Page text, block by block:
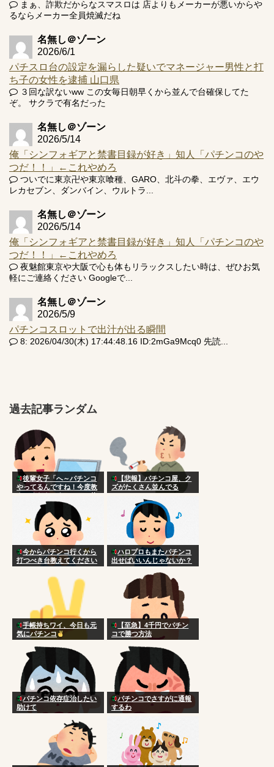
まぁ、詐欺だからなスマスロは 店よりもメーカーが悪いからや
るならメーカー全員焼滅だね
名無し＠ゾーン
2026/6/1
パチスロ台の設定を漏らした疑いでマネージャー男性と打
ち子の女性を逮捕 山口県
３回な訳ないww この女毎日朝早くから並んで台確保してた
ぞ。 サクラで有名だった
名無し＠ゾーン
2026/5/14
俺「シンフォギアと禁書目録が好き」知人「パチンコのや
つだ！！」←これやめろ
ついでに東京卍や東京喰種、GARO、北斗の拳、エヴァ、エウ
レカセブン、ダンバイン、ウルトラ...
名無し＠ゾーン
2026/5/14
俺「シンフォギアと禁書目録が好き」知人「パチンコのや
つだ！！」←これやめろ
夜魅館東京や大阪で心も体もリラックスしたい時は、ぜひお気
軽にご連絡ください Googleで...
名無し＠ゾーン
2026/5/9
パチンコスロットで出汁が出る瞬間
8: 2026/04/30(木) 17:44:48.16 ID:2mGa9Mcq0 先読...
過去記事ランダム
後輩女子「へ～パチンコ
やってるんですね！今度教
えてくださいよ～ｗ」 俺
「あははｗまぁコツとかな
いけど台選びかなやっぱ
ｗ」
【悲報】パチンコ屋、ク
ズがたくさん並んでる
今からパチンコ行くから
打つべき台教えてください
ハロプロもまたパチンコ
出せばいいんじゃないか？
手帳持ちワイ、今日も元
気にパチンコ
【至急】4千円でパチン
コで勝つ方法
パチンコ依存症治したい
助けて
パチンコでさすがに通報
するわ